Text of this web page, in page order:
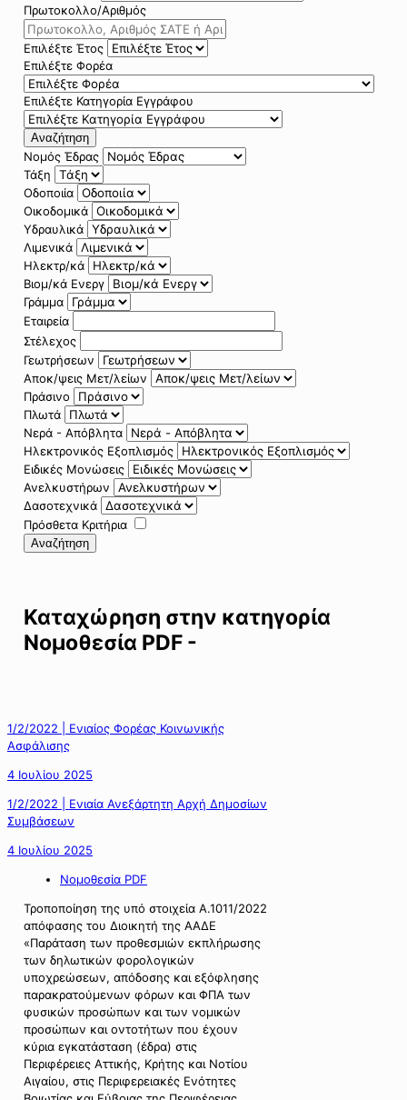
Πρωτοκολλο/Αριθμός
Επιλέξτε Έτος
Επιλέξτε Φορέα
Επιλέξτε Κατηγορία Εγγράφου
Αναζήτηση
Νομός Έδρας
Τάξη
Οδοποιία
Οικοδομικά
Υδραυλικά
Λιμενικά
Ηλεκτρ/κά
Βιομ/κά Ενεργ
Γράμμα
Εταιρεία
Στέλεχος
Γεωτρήσεων
Αποκ/ψεις Μετ/λείων
Πράσινο
Πλωτά
Νερά - Απόβλητα
Ηλεκτρονικός Εξοπλισμός
Ειδικές Μονώσεις
Ανελκυστήρων
Δασοτεχνικά
Πρόσθετα Κριτήρια
Αναζήτηση
Καταχώρηση στην κατηγορία
Νομοθεσία PDF -
1/2/2022 | Ενιαίος Φορέας Κοινωνικής
Ασφάλισης
4 Ιουλίου 2025
1/2/2022 | Ενιαία Ανεξάρτητη Αρχή Δημοσίων
Συμβάσεων
4 Ιουλίου 2025
Νομοθεσία PDF
Τροποποίηση της υπό στοιχεία Α.1011/2022
απόφασης του Διοικητή της ΑΑΔΕ
«Παράταση των προθεσμιών εκπλήρωσης
των δηλωτικών φορολογικών
υποχρεώσεων, απόδοσης και εξόφλησης
παρακρατούμενων φόρων και ΦΠΑ των
φυσικών προσώπων και των νομικών
προσώπων και οντοτήτων που έχουν
κύρια εγκατάσταση (έδρα) στις
Περιφέρειες Αττικής, Κρήτης και Νοτίου
Αιγαίου, στις Περιφερειακές Ενότητες